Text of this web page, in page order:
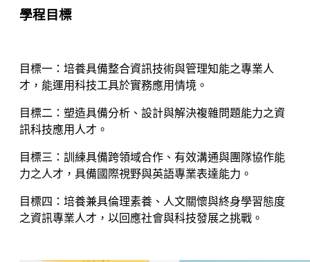
學程目標
目標一：培養具備整合資訊技術與管理知能之專業人
才，能運用科技工具於實務應用情境。
目標二：塑造具備分析、設計與解決複雜問題能力之資
訊科技應用人才。
目標三：訓練具備跨領域合作、有效溝通與團隊協作能
力之人才，具備國際視野與英語專業表達能力。
目標四：培養兼具倫理素養、人文關懷與終身學習態度
之資訊專業人才，以回應社會與科技發展之挑戰。